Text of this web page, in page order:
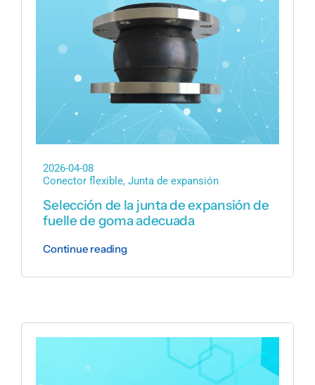
2026-04-08
Conector flexible,Junta de expansión
Selección de la junta de expansión de
fuelle de goma adecuada
Continue reading